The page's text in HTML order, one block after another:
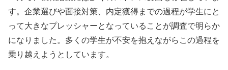
す。企業選びや面接対策、内定獲得までの過程が学生にと
って大きなプレッシャーとなっていることが調査で明らか
になりました。多くの学生が不安を抱えながらこの過程を
乗り越えようとしています。